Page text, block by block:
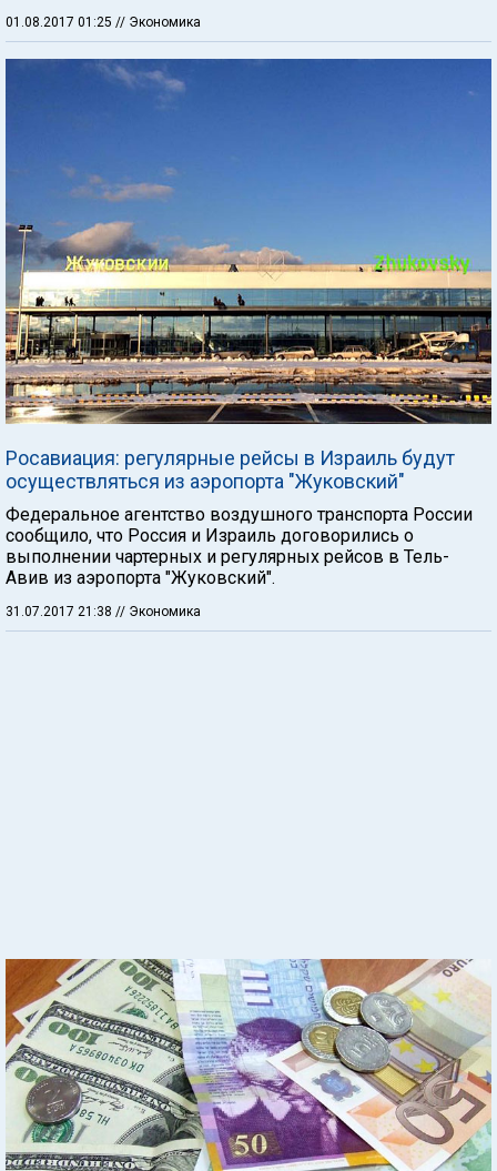
01.08.2017 01:25 // Экономика
Росавиация: регулярные рейсы в Израиль будут
осуществляться из аэропорта "Жуковский"
Федеральное агентство воздушного транспорта России
сообщило, что Россия и Израиль договорились о
выполнении чартерных и регулярных рейсов в Тель-
Авив из аэропорта "Жуковский".
31.07.2017 21:38 // Экономика